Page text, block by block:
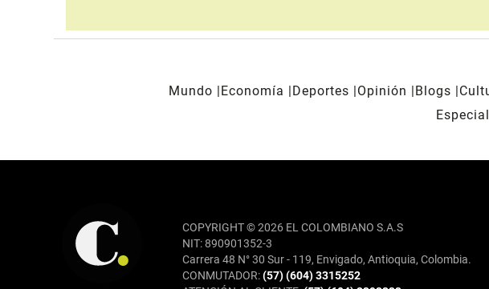
Mundo Economía Deportes Opinión Blogs
COPYRIGHT © 2026 EL COLOMBIANO S.A.S
NIT: 890901352-3
Carrera 48 N° 30 Sur - 119, Envigado, Antioquia, Colombia.
CONMUTADOR:(57) (604) 3315252